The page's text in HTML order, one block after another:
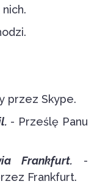
przez Skype.
- Prześlę Panu
Frankfurt. -
Frankfurt.